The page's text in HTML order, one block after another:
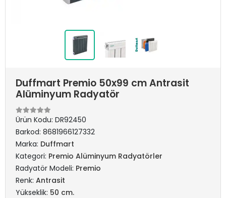
Duffmart Premio 50x99 cm Antrasit
Alüminyum Radyatör
Ürün Kodu: DR92450
Barkod: 8681966127332
Marka: Duffmart
Kategori: Premio Alüminyum Radyatörler
Radyatör Modeli: Premio
Renk: Antrasit
Yükseklik: 50 cm.